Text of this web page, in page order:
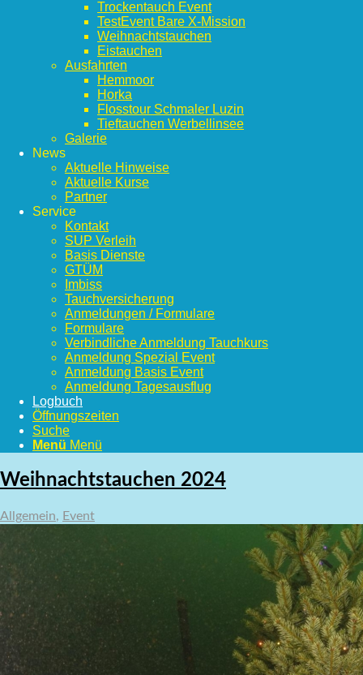
Trockentauch Event
TestEvent Bare X-Mission
Weihnachtstauchen
Eistauchen
Ausfahrten
Hemmoor
Horka
Flosstour Schmaler Luzin
Tieftauchen Werbellinsee
Galerie
News
Aktuelle Hinweise
Aktuelle Kurse
Partner
Service
Kontakt
SUP Verleih
Basis Dienste
GTÜM
Imbiss
Tauchversicherung
Anmeldungen / Formulare
Formulare
Verbindliche Anmeldung Tauchkurs
Anmeldung Spezial Event
Anmeldung Basis Event
Anmeldung Tagesausflug
Logbuch
Öffnungszeiten
Suche
Menü Menü
Weihnachtstauchen 2024
Allgemein, Event